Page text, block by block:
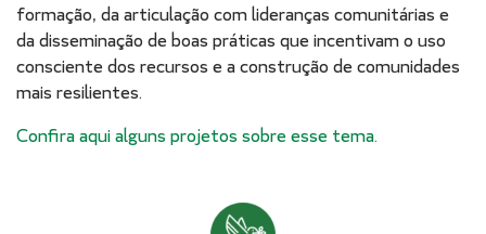
formação, da articulação com lideranças comunitárias e
da disseminação de boas práticas que incentivam o uso
consciente dos recursos e a construção de comunidades
mais resilientes.
Confira aqui alguns projetos sobre esse tema.